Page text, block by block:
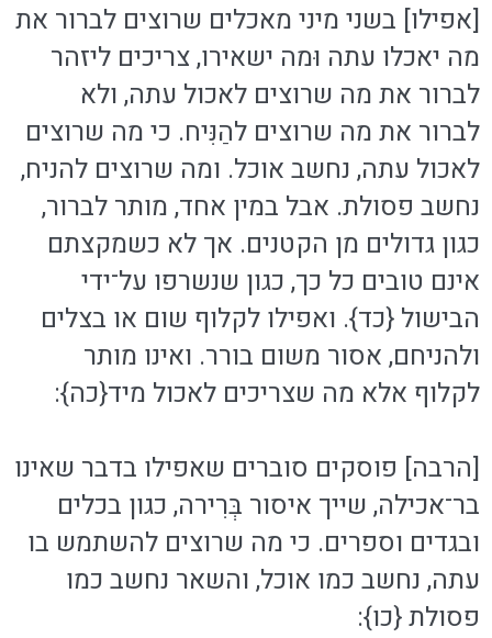
[אפילו] בשני מיני מאכלים שרוצים לברור את
מה יאכלו עתה וּמה ישאירו, צריכים ליזהר
לברור את מה שרוצים לאכול עתה, ולא
לברור את מה שרוצים להַנִּיח. כי מה שרוצים
לאכול עתה, נחשב אוכל. ומה שרוצים להניח,
נחשב פסולת. אבל במין אחד, מותר לברור,
כגון גדולים מן הקטנים. אך לא כשמקצתם
אינם טובים כל כך, כגון שנשרפו על־ידי
הבישול {כד}. ואפילו לקלוף שום או בצלים
ולהניחם, אסור משום בורר. ואינו מותר
לקלוף אלא מה שצריכים לאכול מיד{כה}:
[הרבה] פוסקים סוברים שאפילו בדבר שאינו
בר־אכילה, שייך איסור בְּרִירה, כגון בכלים
ובגדים וספרים. כי מה שרוצים להשתמש בו
עתה, נחשב כמו אוכל, והשאר נחשב כמו
פסולת {כו}: